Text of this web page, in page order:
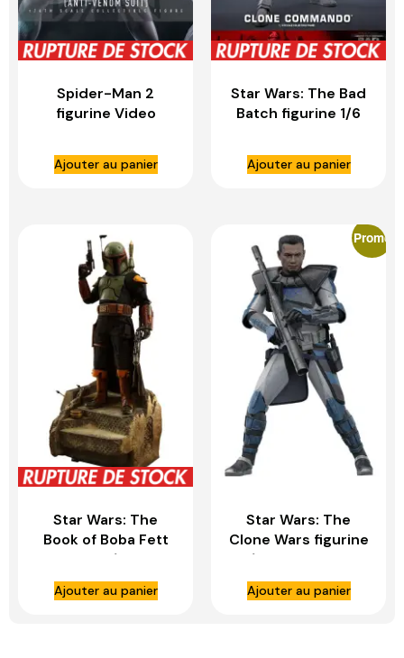
Spider-Man 2
figurine Video
1/6 Peter Parker
(Anti-Venom Suit)
Ajouter au panier
Star Wars: The Bad
Batch figurine 1/6
HOT TOYS
Ajouter au panier
Star Wars: The
Book of Boba Fett
figurine 1/4 Boba
Fett (Deluxe
Version)- HOT
Ajouter au panier
Promo
Star Wars: The
Clone Wars figurine
1/6 Arc Trooper
Fives – HOT TOYS
Ajouter au panier